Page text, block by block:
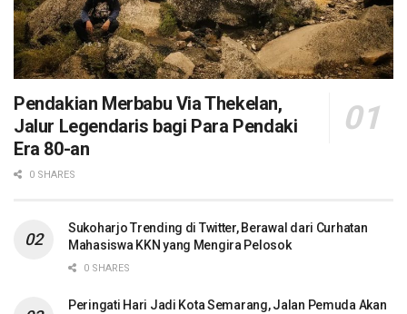
Pendakian Merbabu Via Thekelan,
Jalur Legendaris bagi Para Pendaki
Era 80-an
0 SHARES
Sukoharjo Trending di Twitter, Berawal dari Curhatan
Mahasiswa KKN yang Mengira Pelosok
0 SHARES
Peringati Hari Jadi Kota Semarang, Jalan Pemuda Akan